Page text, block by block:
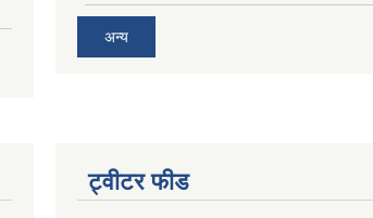
अन्य
ट्वीटर फीड